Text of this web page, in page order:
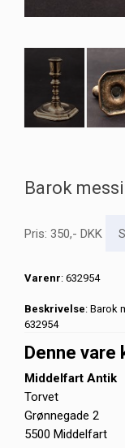
Barok
Pris: 350,- DKK
Varenr: 632954
Beskrivelse: Barok
632954
Denne vare
Middelfart Antik
Torvet
Grønnegade 2
5500 Middelfart